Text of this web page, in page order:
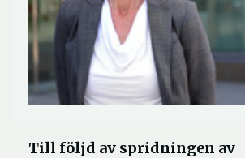
Till följd av spridningen av